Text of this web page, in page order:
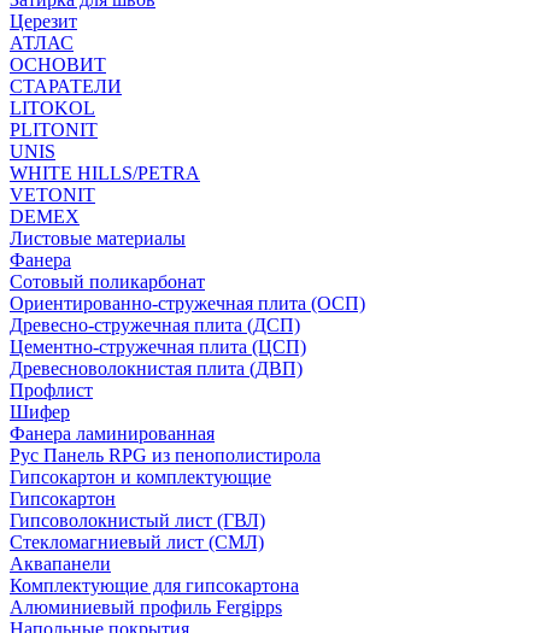
Церезит
АТЛАС
ОСНОВИТ
СТАРАТЕЛИ
LITOKOL
PLITONIT
UNIS
WHITE HILLS/PETRA
VETONIT
DEMEX
Листовые материалы
Фанера
Сотовый поликарбонат
Ориентированно-стружечная плита (ОСП)
Древесно-стружечная плита (ДСП)
Цементно-стружечная плита (ЦСП)
Древесноволокнистая плита (ДВП)
Профлист
Шифер
Фанера ламинированная
Рус Панель RPG из пенополистирола
Гипсокартон и комплектующие
Гипсокартон
Гипсоволокнистый лист (ГВЛ)
Стекломагниевый лист (СМЛ)
Аквапанели
Комплектующие для гипсокартона
Алюминиевый профиль Fergipps
Напольные покрытия